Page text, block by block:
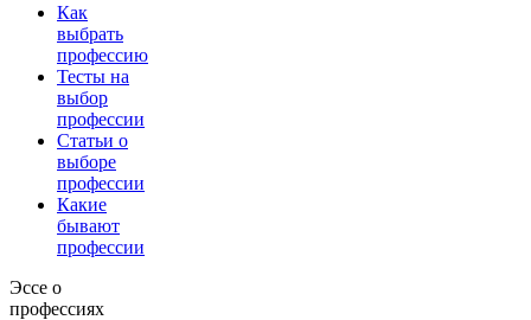
Как
выбрать
профессию
Тесты на
выбор
профессии
Статьи о
выборе
профессии
Какие
бывают
профессии
Эссе о
профессиях